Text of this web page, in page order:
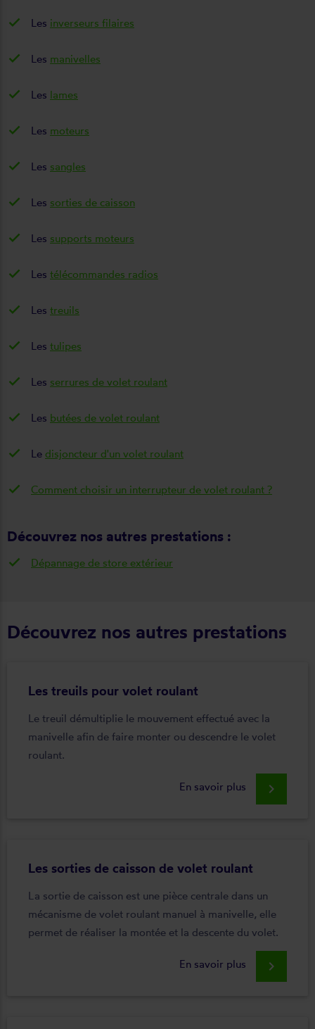
Les inverseurs filaires
Les manivelles
Les lames
Les moteurs
Les sangles
Les sorties de caisson
Les supports moteurs
Les télécommandes radios
Les treuils
Les tulipes
Les serrures de volet roulant
Les butées de volet roulant
Le disjoncteur d'un volet roulant
Comment choisir un interrupteur de volet roulant ?
Découvrez nos autres prestations :
Dépannage de store extérieur
Découvrez nos autres prestations
Les treuils pour volet roulant
Le treuil démultiplie le mouvement effectué avec la
manivelle afin de faire monter ou descendre le volet
roulant.
En savoir plus keyboard_arrow_right
Les sorties de caisson de volet roulant
La sortie de caisson est une pièce centrale dans un
mécanisme de volet roulant manuel à manivelle, elle
permet de réaliser la montée et la descente du volet.
En savoir plus keyboard_arrow_right